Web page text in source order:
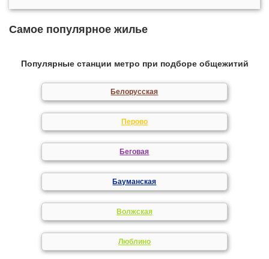
Самое популярное жилье
Популярные станции метро при подборе общежитий
Белорусская
Перово
Беговая
Бауманская
Волжская
Люблино